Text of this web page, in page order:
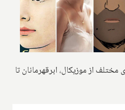
از موزیکال، ابرقهرمانان تا